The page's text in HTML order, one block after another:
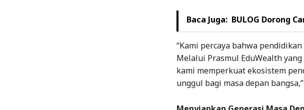
Baca Juga: BULOG Dorong
“Kami percaya bahwa
Melalui Prasmul EduWealth
kami memperkuat ekosistem
unggul bagi masa depan